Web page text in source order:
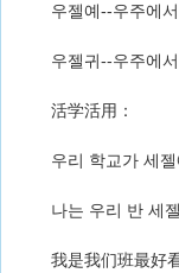
우젤예--우주에
우젤귀--우주에
活学活用：
우리 학교가 세젤
나는 우리 반 세
我是我们班最好